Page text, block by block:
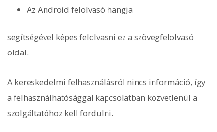
Az Android felolvasó hangja
segítségével képes felolvasni ez a szövegfelolvasó
oldal.
A kereskedelmi felhasználásról nincs információ, így
a felhasználhatósággal kapcsolatban közvetlenül a
szolgáltatóhoz kell fordulni.